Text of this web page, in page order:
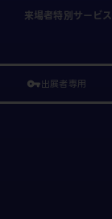
来場者特別サービス
vpn_key出展者専用